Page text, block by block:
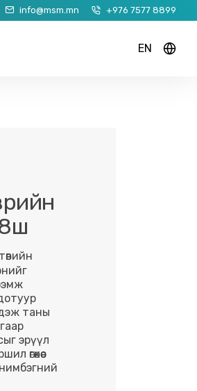
info@msm.mn +976 7577 8899
EN
таны
эрүүл
өгөхөөс